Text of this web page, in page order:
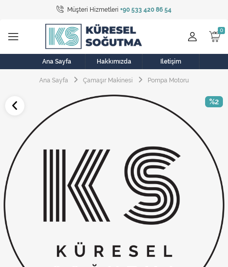
Müşteri Hizmetleri +90 533 420 86 54
Tüm Kategoriler
Bulaşık Makinesi
Buzdolabı
Çamaşır Kurutma Makinesi
Elektrikli Aksamlar
Elektrikli Süpürge
Fan
Fırın, Ocak ve Aspiratör
Klima
Ana Sayfa Hakkımızda İletişim
Ana Sayfa Çamaşır Makinesi Pompa Motoru
%2